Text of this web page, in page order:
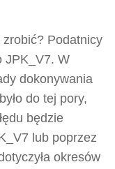
Podatnicy
JPK_V7. W
dokonywania
do tej pory,
będzie
lub poprzez
okresów